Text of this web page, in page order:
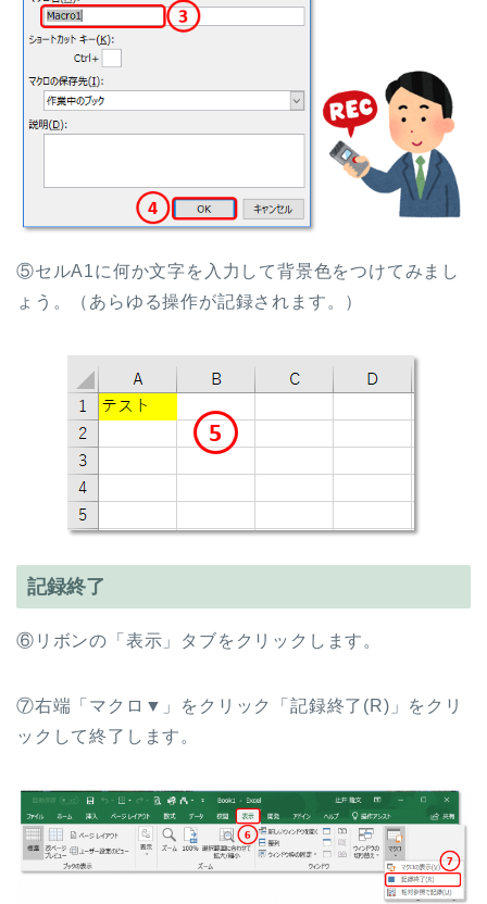
⑤セルA1に何か文字を入力して背景色をつけてみまし
ょう。（あらゆる操作が記録されます。）
記録終了
⑥リボンの「表示」タブをクリックします。
⑦右端「マクロ▼」をクリック「記録終了(R)」をクリ
ックして終了します。